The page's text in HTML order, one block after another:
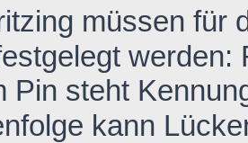
müssen für
werden:
Pin steht
kann